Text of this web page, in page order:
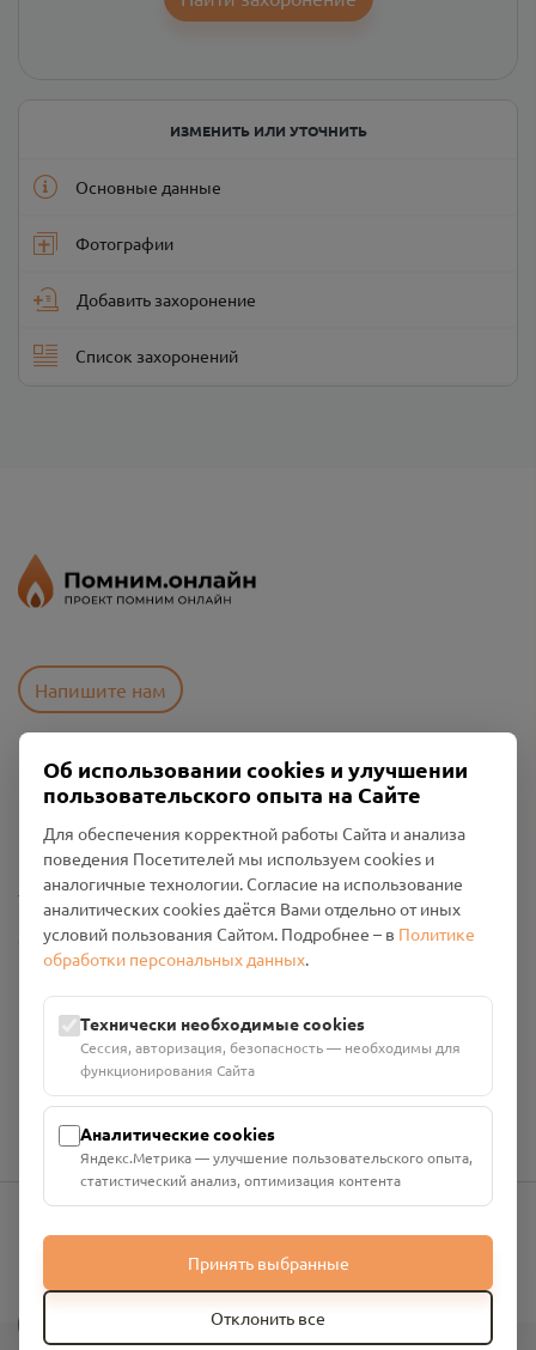
ИЗМЕНИТЬ ИЛИ УТОЧНИТЬ
Основные данные
Фотографии
Добавить захоронение
Список захоронений
Напишите нам
Пользовательское соглашение
Политика конфиденциальности
Промо-материалы
Настройки cookies
Общество с ограниченной ответственностью «Смоленский
Проект Помним»
ИНН: 6700029207 ОГРН: 1256700001986
Юридический адрес: 216790, Смоленская область, р-н
Руднянский, г. Рудня, улица Западная, д. 26А, пом. 18
Номер счёта: 40702810901130004287 в АО "АЛЬФА-БАНК"
Кор. счёт: 30101810200000000593
Об использовании cookies и улучшении
пользовательского опыта на Сайте
Для обеспечения корректной работы Сайта и анализа
поведения Посетителей мы используем cookies и
аналогичные технологии. Согласие на использование
аналитических cookies даётся Вами отдельно от иных
условий пользования Сайтом. Подробнее – в Политике
обработки персональных данных.
Технически необходимые cookies
Сессия, авторизация, безопасность — необходимы для
функционирования Сайта
Аналитические cookies
Яндекс.Метрика — улучшение пользовательского опыта,
статистический анализ, оптимизация контента
Принять выбранные
Отклонить все